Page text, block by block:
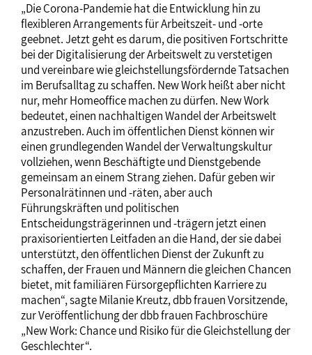
„Die Corona-Pandemie hat die Entwicklung hin zu
flexibleren Arrangements für Arbeitszeit- und -orte
geebnet. Jetzt geht es darum, die positiven Fortschritte
bei der Digitalisierung der Arbeitswelt zu verstetigen
und vereinbare wie gleichstellungsfördernde Tatsachen
im Berufsalltag zu schaffen. New Work heißt aber nicht
nur, mehr Homeoffice machen zu dürfen. New Work
bedeutet, einen nachhaltigen Wandel der Arbeitswelt
anzustreben. Auch im öffentlichen Dienst können wir
einen grundlegenden Wandel der Verwaltungskultur
vollziehen, wenn Beschäftigte und Dienstgebende
gemeinsam an einem Strang ziehen. Dafür geben wir
Personalrätinnen und -räten, aber auch
Führungskräften und politischen
Entscheidungsträgerinnen und -trägern jetzt einen
praxisorientierten Leitfaden an die Hand, der sie dabei
unterstützt, den öffentlichen Dienst der Zukunft zu
schaffen, der Frauen und Männern die gleichen Chancen
bietet, mit familiären Fürsorgepflichten Karriere zu
machen“, sagte Milanie Kreutz, dbb frauen Vorsitzende,
zur Veröffentlichung der dbb frauen Fachbroschüre
„New Work: Chance und Risiko für die Gleichstellung der
Geschlechter“.